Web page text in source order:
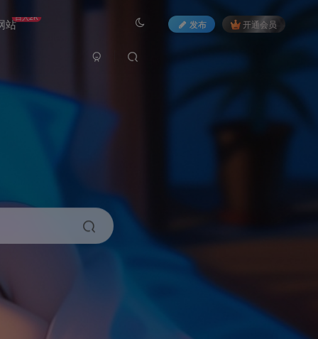
站日入2K
发布 开通会员